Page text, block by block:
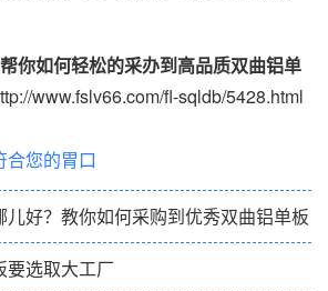
你如何轻松的采办到高品质双曲铝单
www.fslv66.com/fl-sqldb/5428.html
合您的胃口
儿好？教你如何采购到优秀双曲铝单板
要选取大工厂